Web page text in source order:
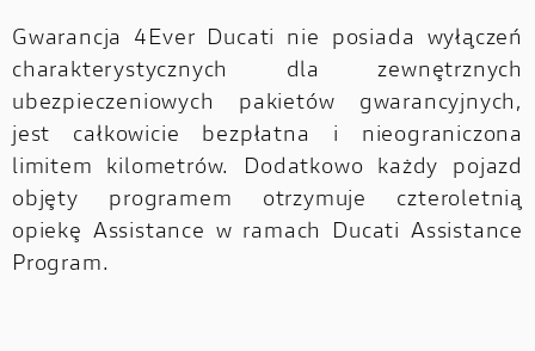
Gwarancja 4Ever Ducati nie posiada wyłączeń
charakterystycznych dla zewnętrznych
ubezpieczeniowych pakietów gwarancyjnych,
jest całkowicie bezpłatna i nieograniczona
limitem kilometrów. Dodatkowo każdy pojazd
objęty programem otrzymuje czteroletnią
opiekę Assistance w ramach Ducati Assistance
Program.